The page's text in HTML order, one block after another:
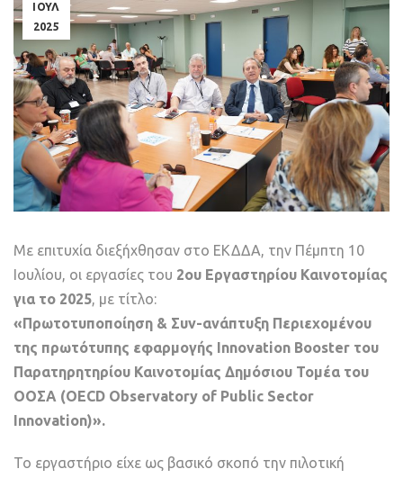
ΙΟΥΛ
2025
Με επιτυχία διεξήχθησαν στο ΕΚΔΔΑ, την Πέμπτη 10
Ιουλίου, οι εργασίες του 2ου Εργαστηρίου Καινοτομίας
για το 2025, με τίτλο:
«Πρωτοτυποποίηση & Συν-ανάπτυξη Περιεχομένου
της πρωτότυπης εφαρμογής Innovation Booster του
Παρατηρητηρίου Καινοτομίας Δημόσιου Τομέα του
ΟΟΣΑ (OECD Observatory of Public Sector
Innovation)».
To εργαστήριο είχε ως βασικό σκοπό την πιλοτική